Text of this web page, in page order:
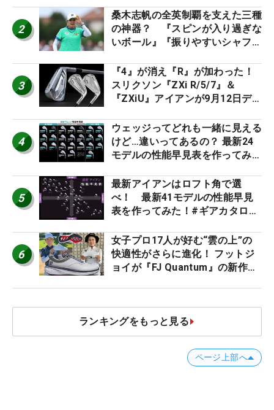
2
桑木志帆の全英制覇を支えた三種
の神器？ 『スピンが入り過ぎな
いボール』『振りやすいシャフ
ー』 #女子プロセッティング
3
『4』が消え『R』が加わった！
スリクソン『ZXi R/5/7』＆
『ZXiU』アイアンが9月12日デ
4
ウェッジってどれも一緒に見える
けど…違いってあるの？ 最新24
モデルの性能早見表を作ってみ
5
最新アイアンはロフト角で選
べ！ 最新41モデルの性能早見
表を作ってみた！#ギアカタログ
6
女子プロ17人が好む“雲の上”の
快適性がさらに進化！ フットジ
ョイが『FJ Quantum』の新作を
ランキングをもっと見る
ページ上部へ